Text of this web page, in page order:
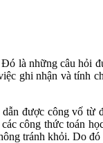
là những câu hỏi
ghi nhận và tính
được công vố từ
công thức toán
tránh khỏi. Do